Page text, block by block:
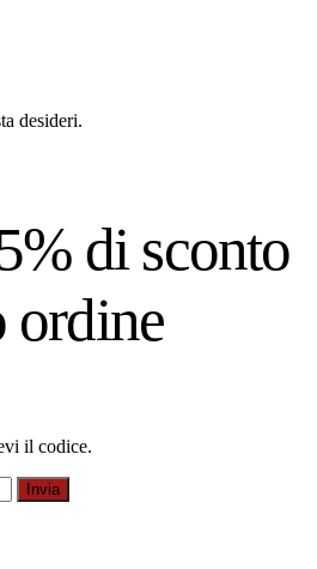
desideri.
di sconto
ordine
il codice.
Invia